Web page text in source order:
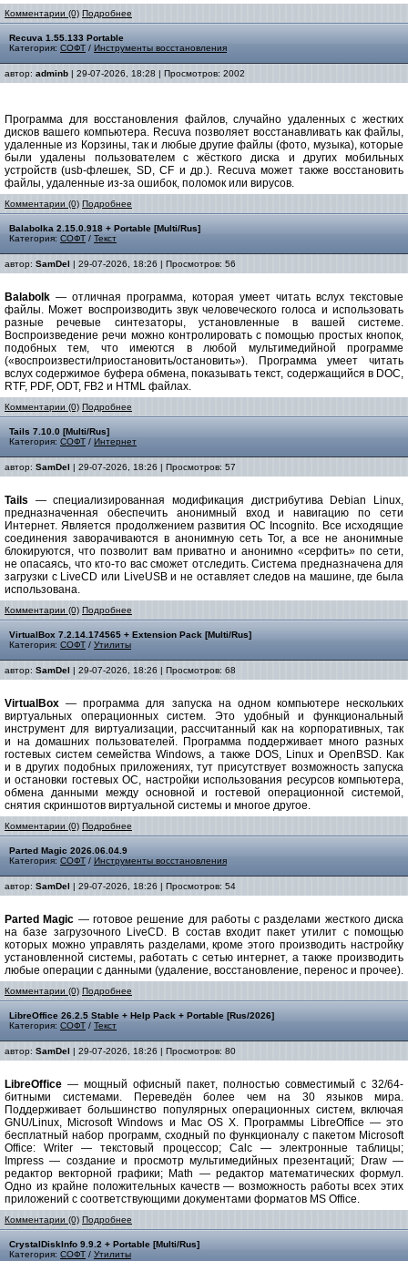
Комментарии (0) Подробнее
Recuva 1.55.133 Portable
Категория: СОФТ / Инструменты восстановления
автор: adminb | 29-07-2026, 18:28 | Просмотров: 2002
Программа для восстановления файлов, случайно удаленных с жестких
дисков вашего компьютера. Recuva позволяет восстанавливать как файлы,
удаленные из Корзины, так и любые другие файлы (фото, музыка), которые
были удалены пользователем с жёсткого диска и других мобильных
устройств (usb-флешек, SD, CF и др.). Recuva может также восстановить
файлы, удаленные из-за ошибок, поломок или вирусов.
Комментарии (0) Подробнее
Balabolka 2.15.0.918 + Portable [Multi/Rus]
Категория: СОФТ / Текст
автор: SamDel | 29-07-2026, 18:26 | Просмотров: 56
Balabolk — отличная программа, которая умеет читать вслух текстовые
файлы. Может воспроизводить звук человеческого голоса и использовать
разные речевые синтезаторы, установленные в вашей системе.
Воспроизведение речи можно контролировать с помощью простых кнопок,
подобных тем, что имеются в любой мультимедийной программе
(«воспроизвести/приостановить/остановить»). Программа умеет читать
вслух содержимое буфера обмена, показывать текст, содержащийся в DOC,
RTF, PDF, ODT, FB2 и HTML файлах.
Комментарии (0) Подробнее
Tails 7.10.0 [Multi/Rus]
Категория: СОФТ / Интернет
автор: SamDel | 29-07-2026, 18:26 | Просмотров: 57
Tails — специализированная модификация дистрибутива Debian Linux,
предназначенная обеспечить анонимный вход и навигацию по сети
Интернет. Является продолжением развития ОС Incognito. Все исходящие
соединения заворачиваются в анонимную сеть Tor, а все не анонимные
блокируются, что позволит вам приватно и анонимно «серфить» по сети,
не опасаясь, что кто-то вас сможет отследить. Система предназначена для
загрузки с LiveCD или LiveUSB и не оставляет следов на машине, где была
использована.
Комментарии (0) Подробнее
VirtualBox 7.2.14.174565 + Extension Pack [Multi/Rus]
Категория: СОФТ / Утилиты
автор: SamDel | 29-07-2026, 18:26 | Просмотров: 68
VirtualBox — программа для запуска на одном компьютере нескольких
виртуальных операционных систем. Это удобный и функциональный
инструмент для виртуализации, рассчитанный как на корпоративных, так
и на домашних пользователей. Программа поддерживает много разных
гостевых систем семейства Windows, а также DOS, Linux и OpenBSD. Как
и в других подобных приложениях, тут присутствует возможность запуска
и остановки гостевых ОС, настройки использования ресурсов компьютера,
обмена данными между основной и гостевой операционной системой,
снятия скриншотов виртуальной системы и многое другое.
Комментарии (0) Подробнее
Parted Magic 2026.06.04.9
Категория: СОФТ / Инструменты восстановления
автор: SamDel | 29-07-2026, 18:26 | Просмотров: 54
Parted Magic — готовое решение для работы с разделами жесткого диска
на базе загрузочного LiveCD. В состав входит пакет утилит с помощью
которых можно управлять разделами, кроме этого производить настройку
установленной системы, работать с сетью интернет, а также производить
любые операции с данными (удаление, восстановление, перенос и прочее).
Комментарии (0) Подробнее
LibreOffice 26.2.5 Stable + Help Pack + Portable [Rus/2026]
Категория: СОФТ / Текст
автор: SamDel | 29-07-2026, 18:26 | Просмотров: 80
LibreOffice — мощный офисный пакет, полностью совместимый с 32/64-
битными системами. Переведён более чем на 30 языков мира.
Поддерживает большинство популярных операционных систем, включая
GNU/Linux, Microsoft Windows и Mac OS X. Программы LibreOffice — это
бесплатный набор программ, сходный по функционалу с пакетом Microsoft
Office: Writer — текстовый процессор; Calc — электронные таблицы;
Impress — создание и просмотр мультимедийных презентаций; Draw —
редактор векторной графики; Math — редактор математических формул.
Одно из крайне положительных качеств — возможность работы всех этих
приложений с соответствующими документами форматов MS Office.
Комментарии (0) Подробнее
CrystalDiskInfo 9.9.2 + Portable [Multi/Rus]
Категория: СОФТ / Утилиты